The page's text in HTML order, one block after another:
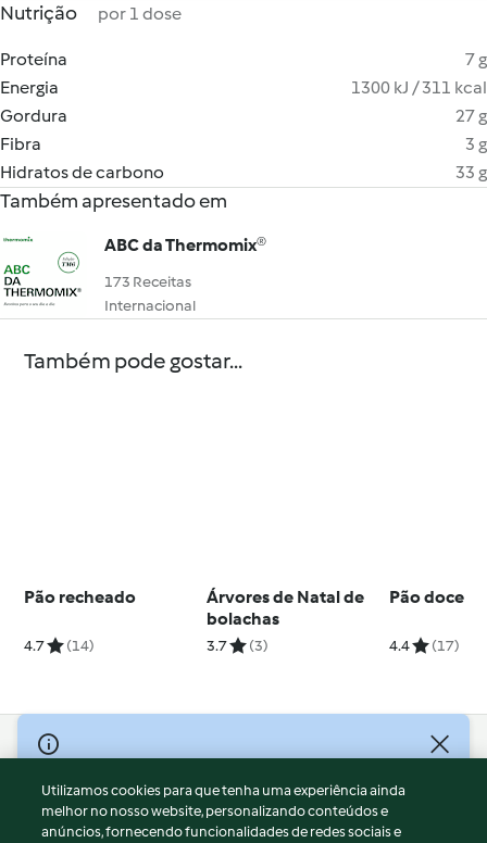
Nutrição por 1 dose
Proteína
7 g
Energia
1300 kJ / 311 kcal
Gordura
27 g
Fibra
3 g
Hidratos de carbono
33 g
Também apresentado em
ABC da Thermomix®
173 Receitas
Internacional
Também pode gostar...
Pão recheado
4.7 (14)
Árvores de Natal de
bolachas
3.7 (3)
Pão doce
4.4 (17)
© Copyright 2026
Termos de Utilização
Aviso sobre Proteção de Dados
Utilizamos cookies para que tenha uma experiência ainda
melhor no nosso website, personalizando conteúdos e
anúncios, fornecendo funcionalidades de redes sociais e